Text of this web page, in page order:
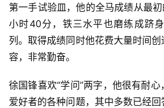
第一手试验皿，他的全马成绩从最
小时40分，铁三水平也磨练成跻
列。取得成绩同时他花费大量时间创
容，非常勤奋。
徐国锋喜欢“学问”两字，他很有耐
爱好者的各种问题，其中多数已经